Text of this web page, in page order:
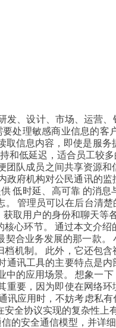
、设计、市场、运营
处理敏感商业信息的客
信息内容，即使是服
和低延迟，适合员工较
队成员之间共享资源
府机构对公民通讯的
低时延、高可靠 的消
管理员可以在后台清
取用户的身份和聊天等
心环节。 通过本文介
合业务发展的那一款
机制。 此外，它还包
讯工具的主要特点是
的应用场景。 想象一
要，因为即使在网络
应用时，不妨考虑私
全协议实现的复杂性上
安全通信模型，并详